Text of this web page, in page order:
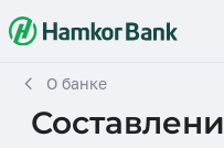
О банке